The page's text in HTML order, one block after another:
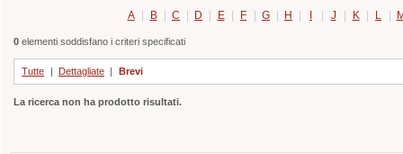
A | B | C | D | E | F | G | H | I | J | K | L |
0elementi soddisfano i criteri specificati
Tutte | Dettagliate | Brevi
La ricerca non ha prodotto risultati.